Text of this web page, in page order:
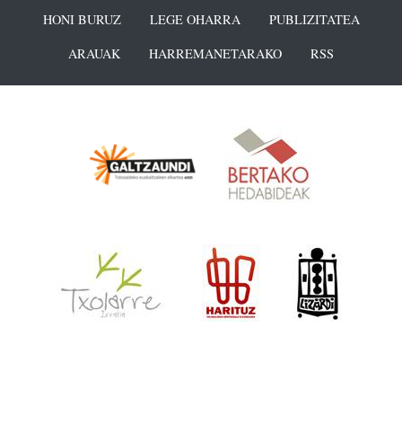
HONI BURUZ LEGE OHARRA
PUBLIZITATEA
ARAUAK
HARREMANETARAKO RSS